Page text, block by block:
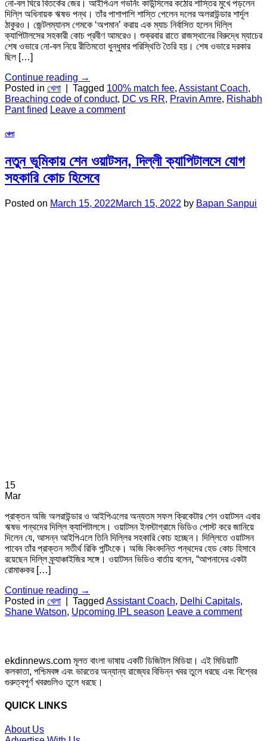
নো-বল ঘিরে বিতর্কের জের। আইপিএল গভর্নিং কাউন্সিলের কঠোর শাস্তির মুখে পড়লেন
দিল্লি অধিনায়ক ঋষভ পন্থ। তাঁর পাশাপাশি শাস্তি পেলেন দলের অলরাউন্ডার শার্দূল
ঠাকুরও। জেন্টলম্যানস গেমকে ‘অপমান’ করায় এক ম্যাচ নির্বাসিত হলেন দিল্লি
ক্যাপিটালসের সহকারী কোচ প্রবীণ আমরেও। শুক্রবার রাতে রাজস্থানের বিরুদ্ধে ম্যাচের
শেষ ওভারে নো-বল নিয়ে রীতিমতো ধুন্ধুমার পরিস্থিতি তৈরি হয়। শেষ ওভারে দরকার
ছিল […]
Continue reading →
Posted in খেলা Tagged 100% match fee, Assistant Coach,
Breaching code of conduct, DC vs RR, Pravin Amre, Rishabh
Pant fined Leave a comment
খেলা
নতুন ভূমিকায় শেন ওয়াটসন, দিল্লী ক্যাপিটালসে যোগ
সহকারি কোচ হিসেবে
Posted on March 15, 2022March 15, 2022 by Bapan Sanpui
15
Mar
প্রাক্তন অজি অলরাউন্ডার ও আইপিএলের অন্যতম সফল ক্রিকেটার শেন ওয়াটসন এবার
ঋষভ পন্থদের দিল্লি ক্যাপিটালসে। ওয়াটসন ইনস্টাগ্রামে ভিডিও পোস্ট করে জানিয়ে
দিলেন যে, আসন্ন আইপিএলে তিনি দিল্লির সহকারি কোচ হচ্ছেন। দিল্লিতে ওয়াটসন
পাবেন তাঁর প্রাক্তন সতীর্থ রিকি পন্টিংকে। অজি কিংবদন্তি পন্থদের হেড কোচ হিসাবে
রয়েছেন দিল্লি ফ্র্যাঞ্চাইজির সঙ্গে। ওয়াটসন ভিডিও বার্তায় বলেন, “আপনাদের একটা
রোমাঞ্চকর […]
Continue reading →
Posted in খেলা Tagged Assistant Coach, Delhi Capitals,
Shane Watson, Upcoming IPL season Leave a comment
ekdinnews.com মূলত বাংলা ভাষায় একটি ডিজিটাল মিডিয়া। এই মিডিয়াটি
কলকাতা, পশ্চিমবঙ্গ এবং ভারতের অন্যান্য রাজ্যের বিভিন্ন খবর তুলে ধরছে এবং বিশ্বের
গুরুত্বপূর্ণ খবরগুলিও তুলে ধরছে।
QUICK LINKS
About Us